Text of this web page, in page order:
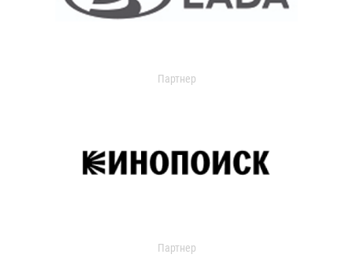
Партнер
Партнер